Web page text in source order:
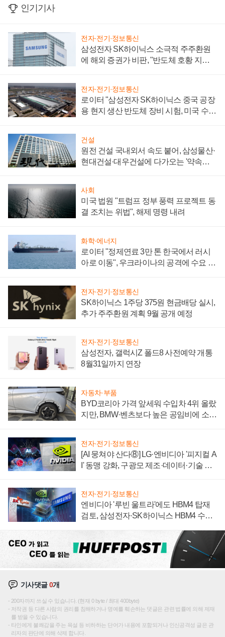
인기기사
전자·전기·정보통신
삼성전자 SK하이닉스 소극적 주주환원
에 해외 증권가 비판, "반도체 호황 지속
전자·전기·정보통신
로이터 "삼성전자 SK하이닉스 중국 공장
용 현지 생산 반도체 장비 시험, 미국 수출
건설
원전 건설 국내외서 속도 붙어, 삼성물산·
현대건설·대우건설에 다가오는 '약속의
사회
미국 법원 "트럼프 정부 풍력 프로젝트 동
결 조치는 위법", 해제 명령 내려
화학·에너지
로이터 "정제연료 3만 톤 한국에서 러시
아로 이동", 우크라이나의 공격에 수요 늘
전자·전기·정보통신
SK하이닉스 1주당 375원 현금배당 실시,
추가 주주환원 계획 9월 공개 예정
전자·전기·정보통신
삼성전자, 갤럭시Z 폴드8 사전예약 개통
8월31일까지 연장
자동차·부품
BYD코리아 가격 앞세워 수입차 4위 올랐
지만, BMW·벤츠보다 높은 공임비에 소비
전자·전기·정보통신
[AI 뭉쳐야 산다⑧] LG·엔비디아 '피지컬 A
I' 동맹 강화, 구광모 제조·데이터·기술 결
전자·전기·정보통신
엔비디아 '루빈 울트라'에도 HBM4 탑재
검토, 삼성전자·SK하이닉스 HBM4 수율
기사댓글0개
200자까지 쓰실 수 있습니다. (현재 0 byte / 최대 400byte)
저작권 등 다른 사람의 권리를 침해하거나 명예를 훼손하는 댓글은 관련 법률에 의해 제재
를 받을 수 있습니다.
타인에게 불쾌감을 주는 욕설 등 비하하는 단어가 내용에 포함되거나 인신공격성 글은 관
리자의 판단에 의해 삭제 합니다.